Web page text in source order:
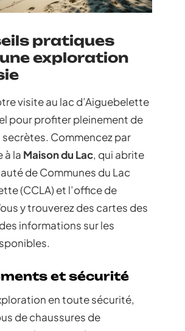
pratiques
exploration
visite au lac d’Aiguebelette
pour profiter pleinement de
secrètes. Commencez par
à la Maison du Lac, qui abrite
de Communes du Lac
(CCLA) et l’office de
y trouverez des cartes des
informations sur les
et sécurité
en toute sécurité,
de chaussures de